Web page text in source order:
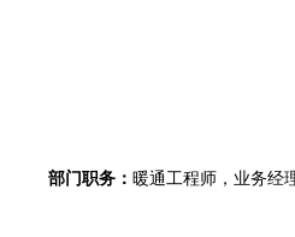
部门职务： 暖通工程师，业务经